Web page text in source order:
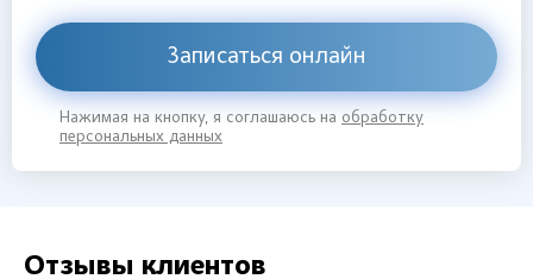
Записаться онлайн
Нажимая на кнопку, я соглашаюсь на обработку
персональных данных
Отзывы клиентов